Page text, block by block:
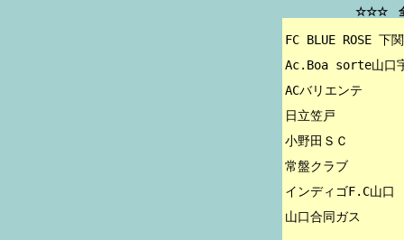
☆☆☆ 全
FC BLUE ROSE 下関
Ac.Boa sorte山口
ACバリエンテ
日立笠戸
小野田ＳＣ
常盤クラブ
インディゴF.C山口